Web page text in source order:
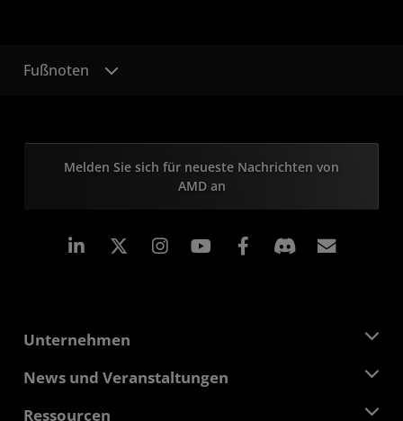
Fußnoten
Melden Sie sich für neueste Nachrichten von
AMD an
LinkedIn Instagram Facebook
Unternehmen
Über AMD
News und Veranstaltungen
Pressebereich
Ressourcen